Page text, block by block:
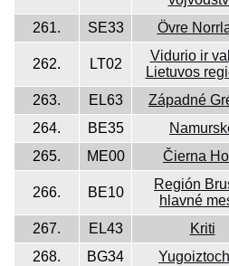
261. SE33 Övre
262. LT02
Vidurio ir
Lietuvos
263. EL63 Západné
264.
BE35
265.
ME00 Čierna
266. BE10
Región
hlavné
267. EL43 Kriti
268.
BG34